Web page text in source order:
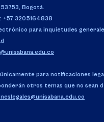
Bogotá.
+57 3205164838
para inquietudes
para notificaciones
otros temas que no sean